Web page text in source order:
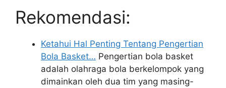
Rekomendasi:
Ketahui Hal Penting Tentang Pengertian
Bola Basket… Pengertian bola basket
adalah olahraga bola berkelompok yang
dimainkan oleh dua tim yang masing-